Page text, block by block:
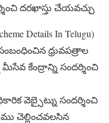
దరఖాస్తు చేయవచ్చు
Details In Telugu)
ధ్రువపత్రాల
మీసేవ కేంద్రాన్ని సందర్శించి
వెబ్సైట్ను సందర్శించి
చెల్లించవలసిన